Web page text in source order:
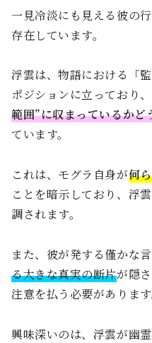
一見冷淡にも見える彼の行
存在しています。
浮雲は、物語における「
ポジションに立っており、
範囲”に収まっているかど
ています。
これは、モグラ自身が何
ことを暗示しており、浮
調されます。
また、彼が発する僅かな
る大きな真実の断片が隠
注意を払う必要があります
興味深いのは、浮雲が幽